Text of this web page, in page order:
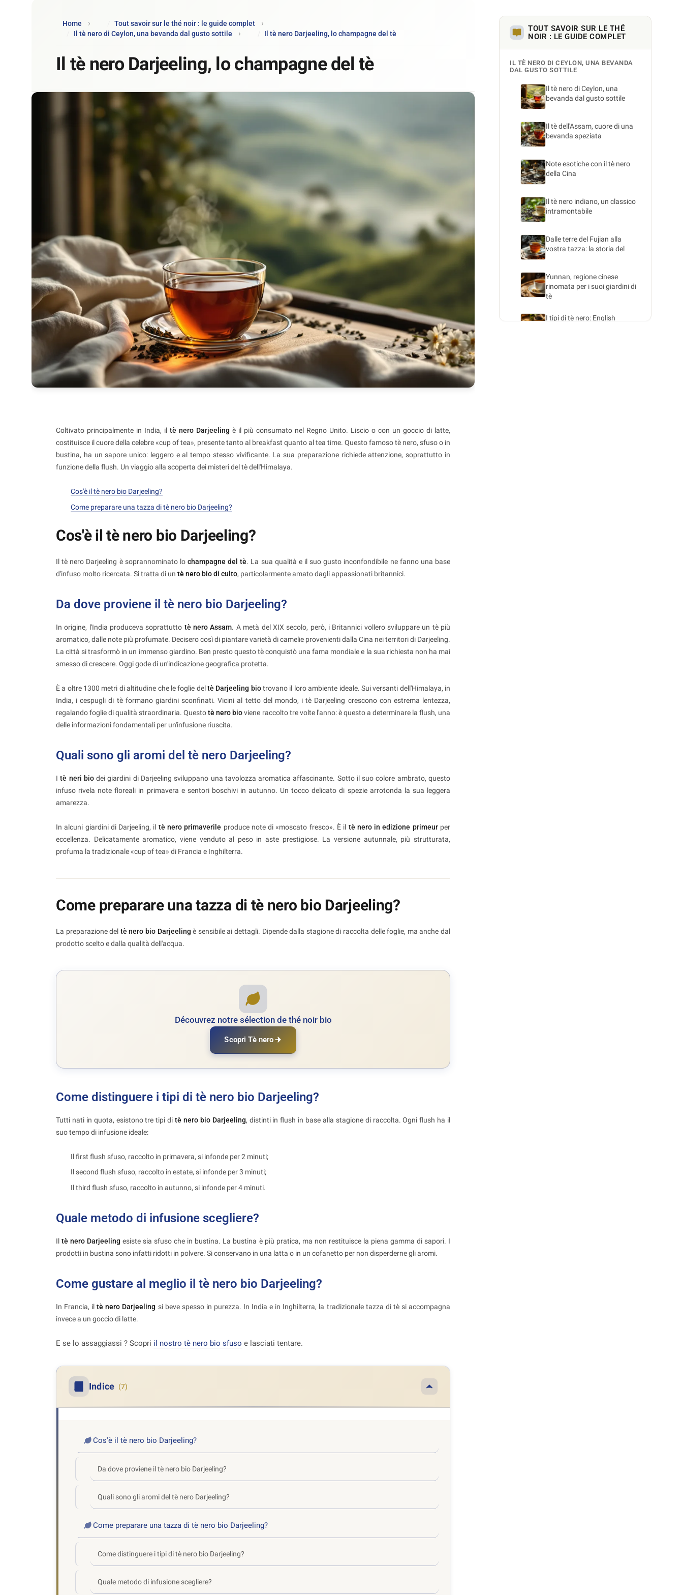
Home
Tout savoir sur le thé noir : le guide complet
Il tè nero di Ceylon, una bevanda dal gusto sottile
Il tè nero Darjeeling, lo champagne del tè
Il tè nero Darjeeling, lo champagne del tè
Coltivato principalmente in India, il tè nero Darjeeling è il più consumato nel Regno Unito. Liscio o con un goccio di latte,
costituisce il cuore della celebre «cup of tea», presente tanto al breakfast quanto al tea time. Questo famoso tè nero, sfuso o in
bustina, ha un sapore unico: leggero e al tempo stesso vivificante. La sua preparazione richiede attenzione, soprattutto in
funzione della flush. Un viaggio alla scoperta dei misteri del tè dell'Himalaya.
Cos'è il tè nero bio Darjeeling?
Come preparare una tazza di tè nero bio Darjeeling?
Cos'è il tè nero bio Darjeeling?
Il tè nero Darjeeling è soprannominato lo champagne del tè. La sua qualità e il suo gusto inconfondibile ne fanno una base
d'infuso molto ricercata. Si tratta di un tè nero bio di culto, particolarmente amato dagli appassionati britannici.
Da dove proviene il tè nero bio Darjeeling?
In origine, l'India produceva soprattutto tè nero Assam. A metà del XIX secolo, però, i Britannici vollero sviluppare un tè più
aromatico, dalle note più profumate. Decisero così di piantare varietà di camelie provenienti dalla Cina nei territori di Darjeeling.
La città si trasformò in un immenso giardino. Ben presto questo tè conquistò una fama mondiale e la sua richiesta non ha mai
smesso di crescere. Oggi gode di un'indicazione geografica protetta.
È a oltre 1300 metri di altitudine che le foglie deltè Darjeeling biotrovano il loro ambiente ideale. Sui versanti dell'Himalaya, in
India, i cespugli di tè formano giardini sconfinati. Vicini al tetto del mondo, i tè Darjeeling crescono con estrema lentezza,
regalando foglie di qualità straordinaria. Questotè nero bioviene raccolto tre volte l'anno: è questo a determinare la flush, una
delle informazioni fondamentali per un'infusione riuscita.
Quali sono gli aromi del tè nero Darjeeling?
Itè neri biodei giardini di Darjeeling sviluppano una tavolozza aromatica affascinante. Sotto il suo colore ambrato, questo
infuso rivela note floreali in primavera e sentori boschivi in autunno. Un tocco delicato di spezie arrotonda la sua leggera
amarezza.
In alcuni giardini di Darjeeling, il tè nero primaverile produce note di «moscato fresco». È il tè nero in edizione primeurper
eccellenza. Delicatamente aromatico, viene venduto al peso in aste prestigiose. La versione autunnale, più strutturata,
profuma la tradizionale «cup of tea» di Francia e Inghilterra.
Come preparare una tazza di tè nero bio Darjeeling?
La preparazione del tè nero bio Darjeeling è sensibile ai dettagli. Dipende dalla stagione di raccolta delle foglie, ma anche dal
prodotto scelto e dalla qualità dell'acqua.
Découvrez notre sélection de thé noir bio
Scopri Tè nero
Come distinguere i tipi di tè nero bio Darjeeling?
Tutti nati in quota, esistono tre tipi di tè nero bio Darjeeling, distinti in flush in base alla stagione di raccolta. Ogni flush ha il
suo tempo di infusione ideale:
Il first flush sfuso, raccolto in primavera, si infonde per 2 minuti;
Il second flush sfuso, raccolto in estate, si infonde per 3 minuti;
Il third flush sfuso, raccolto in autunno, si infonde per 4 minuti.
Quale metodo di infusione scegliere?
Iltè nero Darjeeling esiste sia sfuso che in bustina. La bustina è più pratica, ma non restituisce la piena gamma di sapori. I
prodotti in bustina sono infatti ridotti in polvere. Si conservano in una latta o in un cofanetto per non disperderne gli aromi.
Come gustare al meglio il tè nero bio Darjeeling?
In Francia, iltè nero Darjeeling si beve spesso in purezza. In India e in Inghilterra, la tradizionale tazza di tè si accompagna
invece a un goccio di latte.
E se lo assaggiassi ? Scopri il nostro tè nero bio sfuso e lasciati tentare.
Indice (7)
Cos'è il tè nero bio Darjeeling?
Da dove proviene il tè nero bio Darjeeling?
Quali sono gli aromi del tè nero Darjeeling?
Come preparare una tazza di tè nero bio Darjeeling?
Come distinguere i tipi di tè nero bio Darjeeling?
Quale metodo di infusione scegliere?
TOUT SAVOIR SUR LE THÉ
NOIR : LE GUIDE COMPLET
IL TÈ NERO DI CEYLON, UNA BEVANDA
DAL GUSTO SOTTILE
Il tè nero di Ceylon, una
bevanda dal gusto sottile
Il tè dell'Assam, cuore di una
bevanda speziata
Note esotiche con il tè nero
della Cina
Il tè nero indiano, un classico
intramontabile
Dalle terre del Fujian alla
vostra tazza: la storia del
Yunnan, regione cinese
rinomata per i suoi giardini di
tè
I tipi di tè nero: English